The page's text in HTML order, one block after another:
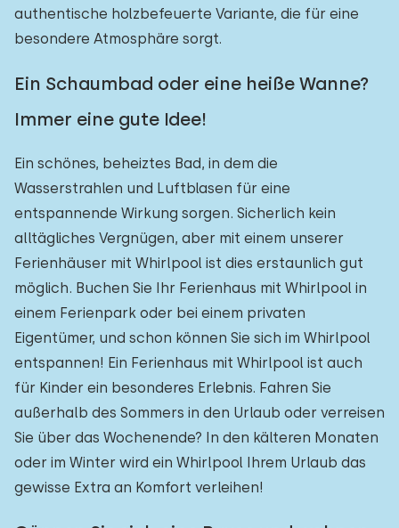
authentische holzbefeuerte Variante, die für eine
besondere Atmosphäre sorgt.
Ein Schaumbad oder eine heiße Wanne?
Immer eine gute Idee!
Ein schönes, beheiztes Bad, in dem die
Wasserstrahlen und Luftblasen für eine
entspannende Wirkung sorgen. Sicherlich kein
alltägliches Vergnügen, aber mit einem unserer
Ferienhäuser mit Whirlpool ist dies erstaunlich gut
möglich. Buchen Sie Ihr Ferienhaus mit Whirlpool in
einem Ferienpark oder bei einem privaten
Eigentümer, und schon können Sie sich im Whirlpool
entspannen! Ein Ferienhaus mit Whirlpool ist auch
für Kinder ein besonderes Erlebnis. Fahren Sie
außerhalb des Sommers in den Urlaub oder verreisen
Sie über das Wochenende? In den kälteren Monaten
oder im Winter wird ein Whirlpool Ihrem Urlaub das
gewisse Extra an Komfort verleihen!